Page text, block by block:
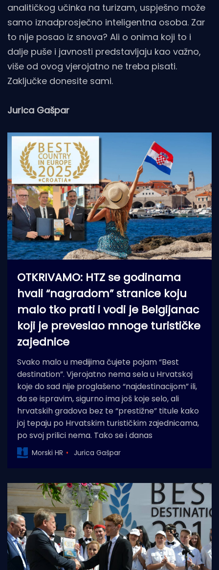
analitičkog učinka na turizam, uspješno može
samo iznadprosječno inteligentna osoba. Zar
to nije posao iz snova? Ali o onima koji to i
dalje puše i javnosti predstavljaju kao važno,
više od ovog vjerojatno ne treba pisati.
Zaključke donesite sami.
Jurica Gašpar
OTKRIVAMO: HTZ se godinama
hvali “nagradom” stranice koju
malo tko prati i vodi je Belgijanac
koji je preveslao mnoge turističke
zajednice
Svako malo u medijima čujete pojam “Best
destination”. Vjerojatno nema sela u Hrvatskoj
koje do sad nije proglašeno “najdestinacijom” ili,
da se ispravim, sigurno ima još koje selo, ali
hrvatskih gradova bez te “prestižne” titule kako
joj tepaju po Hrvatskim turističkim zajednicama,
po svoj prilici nema. Tako se i danas
Morski HR Jurica Gašpar